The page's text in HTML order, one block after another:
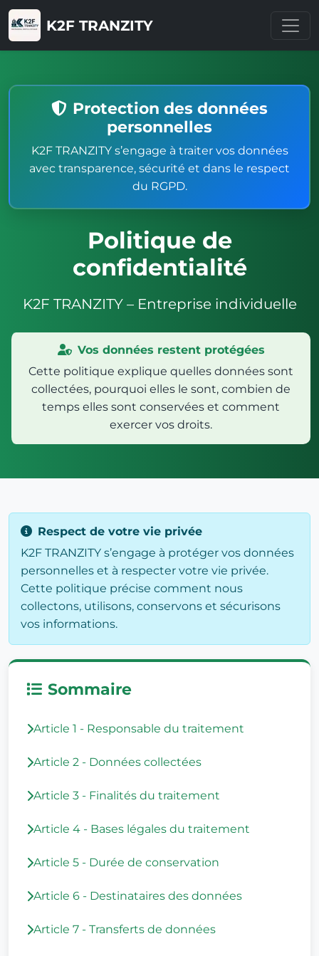
K2F TRANZITY
Protection des données
personnelles
K2F TRANZITY s’engage à traiter vos données
avec transparence, sécurité et dans le respect
du RGPD.
Politique de
confidentialité
K2F TRANZITY – Entreprise individuelle
Vos données restent protégées
Cette politique explique quelles données sont
collectées, pourquoi elles le sont, combien de
temps elles sont conservées et comment
exercer vos droits.
Respect de votre vie privée
K2F TRANZITY s’engage à protéger vos données
personnelles et à respecter votre vie privée.
Cette politique précise comment nous
collectons, utilisons, conservons et sécurisons
vos informations.
Sommaire
Article 1 - Responsable du traitement
Article 2 - Données collectées
Article 3 - Finalités du traitement
Article 4 - Bases légales du traitement
Article 5 - Durée de conservation
Article 6 - Destinataires des données
Article 7 - Transferts de données